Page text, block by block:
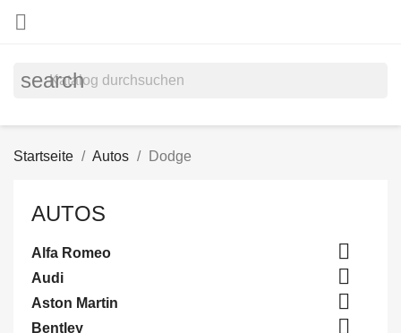

search
Startseite Autos Dodge
AUTOS
Alfa Romeo 
Audi 
Aston Martin 
Bentley 